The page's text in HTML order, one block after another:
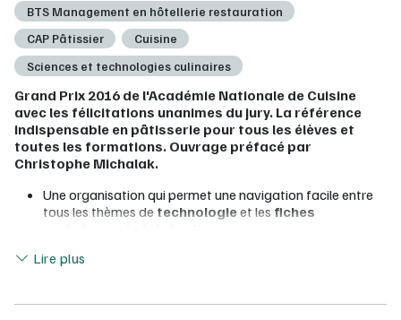
BTS Management en hôtellerie restauration
CAP Pâtissier
Cuisine
Sciences et technologies culinaires
Grand Prix 2016 de l'Académie Nationale de Cuisine
avec les félicitations unanimes du jury. La référence
indispensable en pâtisserie pour tous les élèves et
toutes les formations. Ouvrage préfacé par
Christophe Michalak.
Une organisation qui permet une navigation facile entre
tous les thèmes de technologieet les fiches
législations
Lire plus